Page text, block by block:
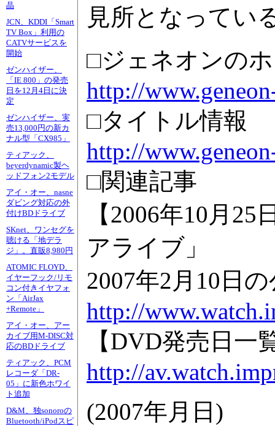
晶
JCN、KDDI「Smart
TV Box」利用の
CATVサービスを
開始
ゼンハイザー、
「IE 800」の発売
日を12月4日に決
定
ゼンハイザー、実
売13,000円の新カ
ナル型「CX985」
ティアック、
beyerdynamic製ヘ
ッドフォン2モデル
アイ・オー、nasne
ダビング対応の外
付けBDドライブ
SKnet、ワンセグを
聴ける「地デラ
ジ」。直販8,980円
ATOMIC FLOYD、
イヤーフック/リモ
コン付きイヤフォ
ン「AirJax
+Remote」
アイ・オー、アー
カイブ用M-DISC対
応のBDドライブ
ティアック、PCM
レコーダ「DR-
05」に新色ホワイ
ト追加
D&M、独sonoroの
Bluetooth/iPodスピ
見所となってい
□ジェネオンの
http://
□タイトル情報
http://
□関連記事
【2006年10月
アライブ」
2007年2月10日
http://
【DVD発売日一
http://
(2007年月日 )